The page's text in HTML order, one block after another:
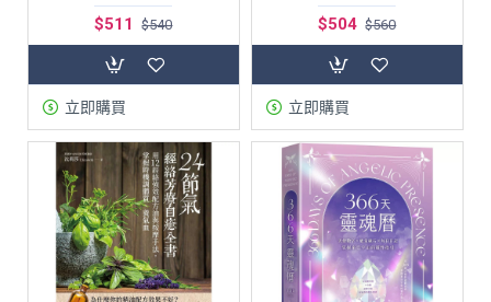
$511
$540
立即購買
$504 $560
立即購買